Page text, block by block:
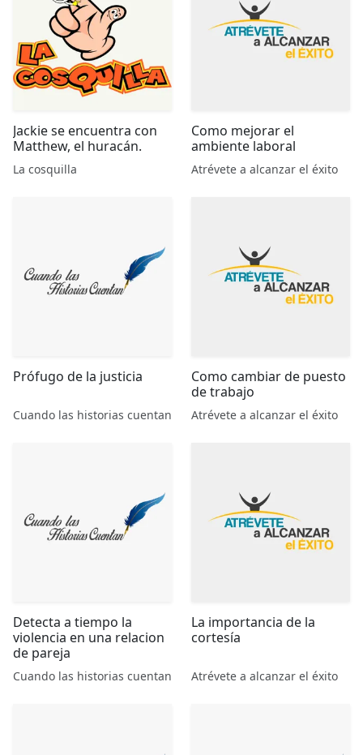
Jackie se encuentra con
Matthew, el huracán.
La cosquilla
Como mejorar el
ambiente laboral
Atrévete a alcanzar el éxito
Prófugo de la justicia
Cuando las historias cuentan
Como cambiar de puesto
de trabajo
Atrévete a alcanzar el éxito
Detecta a tiempo la
violencia en una relacion
de pareja
Cuando las historias cuentan
La importancia de la
cortesía
Atrévete a alcanzar el éxito